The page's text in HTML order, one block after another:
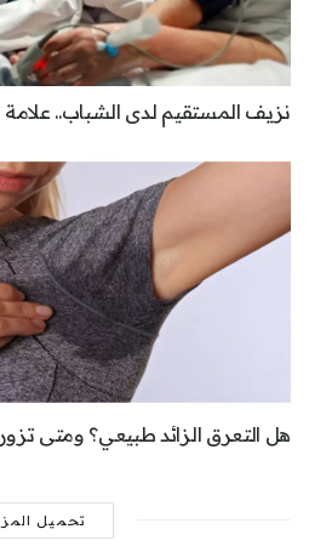
نزيف المستقيم لدى الشباب.. علامة
هل التعرق الزائد طبيعي؟ ومتى
تحميل